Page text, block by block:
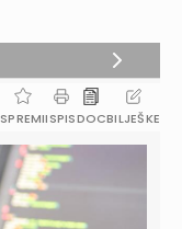
SPREMIISPISDOCBILJEŠKE